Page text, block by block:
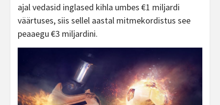
ajal vedasid inglased kihla umbes €1 miljardi
väärtuses, siis sellel aastal mitmekordistus see
peaaegu €3 miljardini.